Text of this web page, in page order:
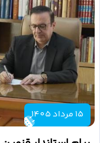
15 مرداد 1405